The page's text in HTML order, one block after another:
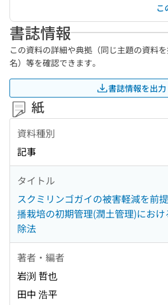
こ
書誌情報
この資料の詳細や典拠（同じ主題の資料
名）等を確認できます。
書誌情報を出力
紙
資料種別
記事
タイトル
スクミリンゴガイの被害軽減を前
播栽培の初期管理(潤土管理)にお
除法
著者・編者
岩渕 哲也
田中 浩平